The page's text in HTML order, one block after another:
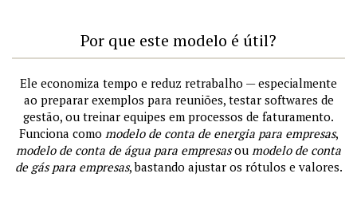
Por que este modelo é útil?
Ele economiza tempo e reduz retrabalho — especialmente
ao preparar exemplos para reuniões, testar softwares de
gestão, ou treinar equipes em processos de faturamento.
Funciona como modelo de conta de energia para empresas,
modelo de conta de água para empresasou modelo de conta
de gás para empresas, bastando ajustar os rótulos e valores.